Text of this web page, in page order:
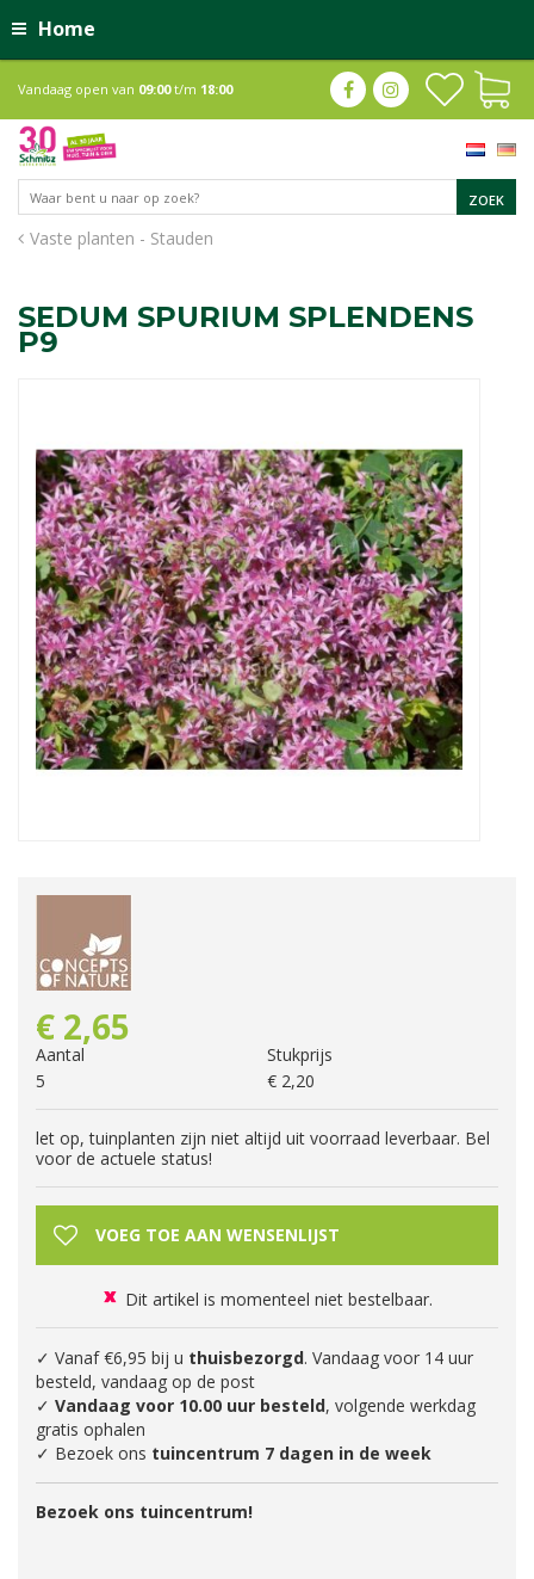
Home
Vaste planten - Stauden
Vandaag open van 09:00t/m 18:00
SEDUM SPURIUM SPLENDENS
P9
€ 2,65
Aantal
Stukprijs
5
€ 2,20
let op, tuinplanten zijn niet altijd uit voorraad leverbaar. Bel
voor de actuele status!
Dit artikel is momenteel niet bestelbaar.
✓ Vanaf €6,95 bij u thuisbezorgd. Vandaag voor 14 uur
besteld, vandaag op de post
✓ Vandaag voor 10.00 uur besteld, volgende werkdag
gratis ophalen
✓ Bezoek ons tuincentrum 7 dagen in de week
Bezoek ons tuincentrum!